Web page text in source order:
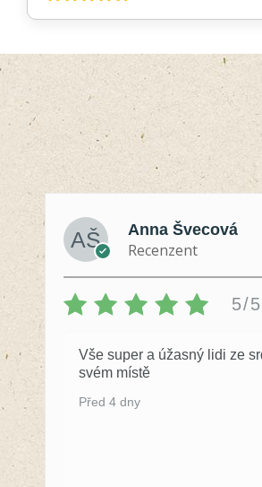
Hodnocení
Anna Švecová
Recenzent
5/5
Vše super a úžasný lidi ze
svém místě
Před 4 dny